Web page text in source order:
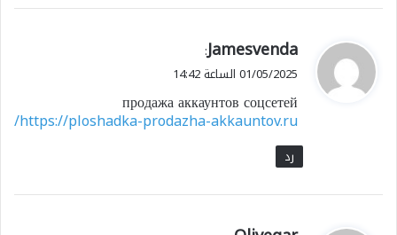
ي
ق
ل
Jamesvenda
:
01/05/2025 الساعة 14:42
продажа аккаунтов соцсетей
https://ploshadka-prodazha-akkauntov.ru/
رد